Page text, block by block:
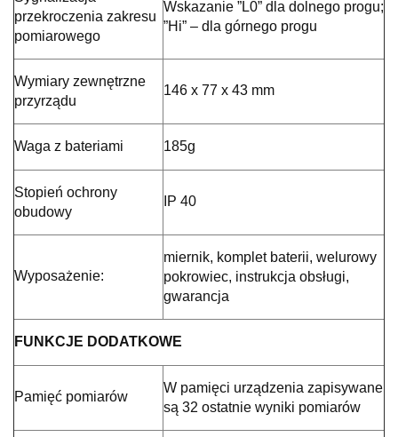
przekroczenia zakresu
pomiarowego
Wskazanie ”L0” dla dolnego progu;
”Hi” – dla górnego progu
Wymiary zewnętrzne
przyrządu
146 x 77 x 43 mm
Waga z bateriami 185g
Stopień ochrony
obudowy
IP 40
Wyposażenie:
miernik, komplet baterii, welurowy
pokrowiec, instrukcja obsługi,
gwarancja
FUNKCJE DODATKOWE
Pamięć pomiarów
W pamięci urządzenia zapisywane
są 32 ostatnie wyniki pomiarów